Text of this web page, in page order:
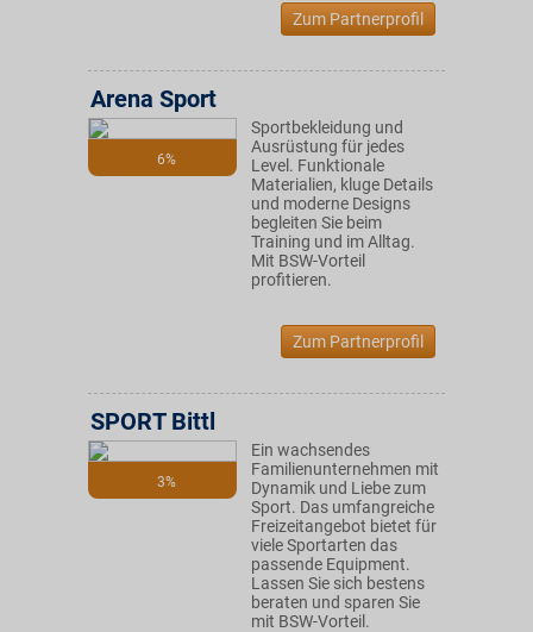
Zum Partnerprofil
6%
Arena Sport
Sportbekleidung und
Ausrüstung für jedes
Level. Funktionale
Materialien, kluge Details
und moderne Designs
begleiten Sie beim
Training und im Alltag.
Mit BSW-Vorteil
profitieren.
Zum Partnerprofil
3%
SPORT Bittl
Ein wachsendes
Familienunternehmen mit
Dynamik und Liebe zum
Sport. Das umfangreiche
Freizeitangebot bietet für
viele Sportarten das
passende Equipment.
Lassen Sie sich bestens
beraten und sparen Sie
mit BSW-Vorteil.